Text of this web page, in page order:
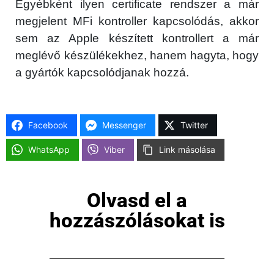
Egyébként ilyen certificate rendszer a már
megjelent MFi kontroller kapcsolódás, akkor
sem az Apple készített kontrollert a már
meglévő készülékekhez, hanem hagyta, hogy
a gyártók kapcsolódjanak hozzá.
Facebook Messenger Twitter
WhatsApp Viber Link másolása
Olvasd el a
hozzászólásokat is